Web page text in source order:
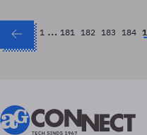
1 … 181 182 183 184